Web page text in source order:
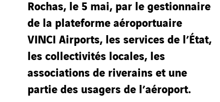
Rochas, le 5 mai, par le gestionnaire
de la plateforme aéroportuaire
VINCI Airports, les services de l’État,
les collectivités locales, les
associations de riverains et une
partie des usagers de l’aéroport.